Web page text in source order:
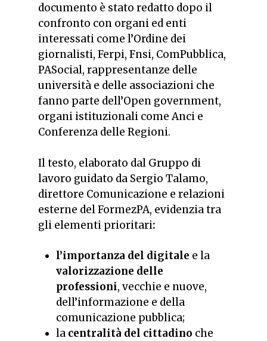
documento è stato redatto dopo il
confronto con organi ed enti
interessati come l’Ordine dei
giornalisti, Ferpi, Fnsi, ComPubblica,
PASocial, rappresentanze delle
università e delle associazioni che
fanno parte dell’Open government,
organi istituzionali come Anci e
Conferenza delle Regioni.
Il testo, elaborato dal Gruppo di
lavoro guidato da Sergio Talamo,
direttore Comunicazione e relazioni
esterne del FormezPA, evidenzia tra
gli elementi prioritari:
l’importanza del digitale e la
valorizzazione delle
professioni, vecchie e nuove,
dell’informazione e della
comunicazione pubblica;
la centralità del cittadino che